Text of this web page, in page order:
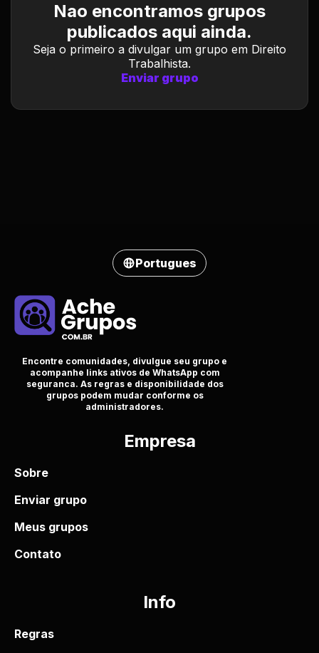
Nao encontramos grupos
publicados aqui ainda.
Seja o primeiro a divulgar um grupo em Direito
Trabalhista.
Enviar grupo
Portugues
Encontre comunidades, divulgue seu grupo e
acompanhe links ativos de WhatsApp com
seguranca. As regras e disponibilidade dos
grupos podem mudar conforme os
administradores.
Empresa
Sobre
Enviar grupo
Meus grupos
Contato
Info
Regras